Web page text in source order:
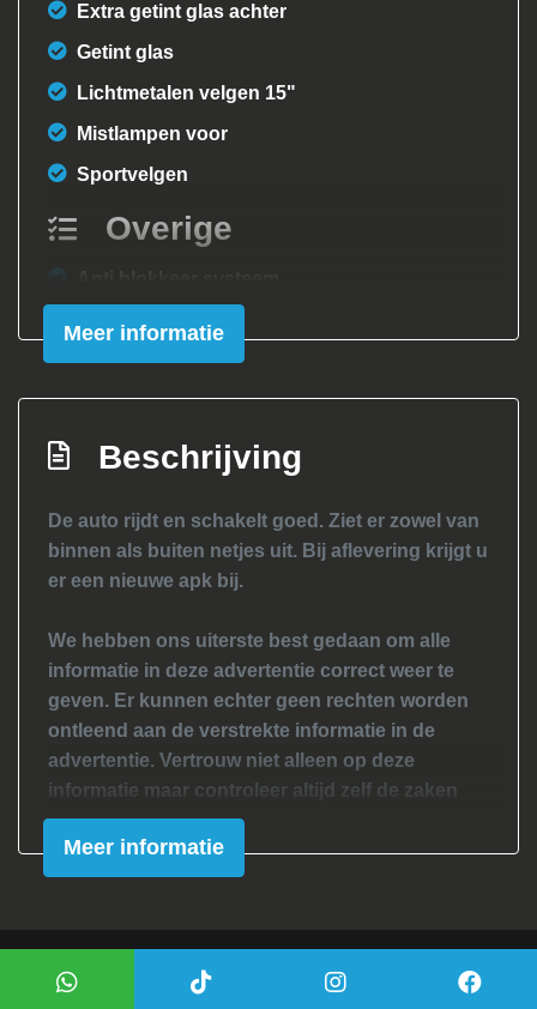
Extra getint glas achter
Getint glas
Lichtmetalen velgen 15"
Mistlampen voor
Sportvelgen
Overige
Anti blokkeer systeem
Brake assist system
Elektronische remkrachtverdeling
Hoofd airbag(s) achter
Hoofd airbag(s) voor
Passagiersairbag
Zij airbag(s) voor
Achterbank in delen neerklapbaar
Airco
Elektrische ramen voor
Stuur leder
Voorstoelen verwarmd
Meer informatie
Beschrijving
De auto rijdt en schakelt goed. Ziet er zowel van
binnen als buiten netjes uit. Bij aflevering krijgt u
er een nieuwe apk bij.
We hebben ons uiterste best gedaan om alle
informatie in deze advertentie correct weer te
geven. Er kunnen echter geen rechten worden
ontleend aan de verstrekte informatie in de
advertentie. Vertrouw niet alleen op deze
informatie maar controleer altijd zelf de zaken
welke voor jouw belangrijk zijn en je beslissing
zouden kunnen beïnvloeden. Neem contact op
met de verkoper voor aanvullende vragen.
Meer informatie
Mogelijk gemaakt door